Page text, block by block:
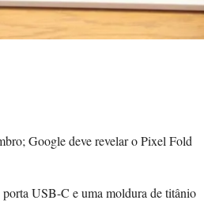
Google deve revelar o Pixel Fold
USB-C e uma moldura de titânio